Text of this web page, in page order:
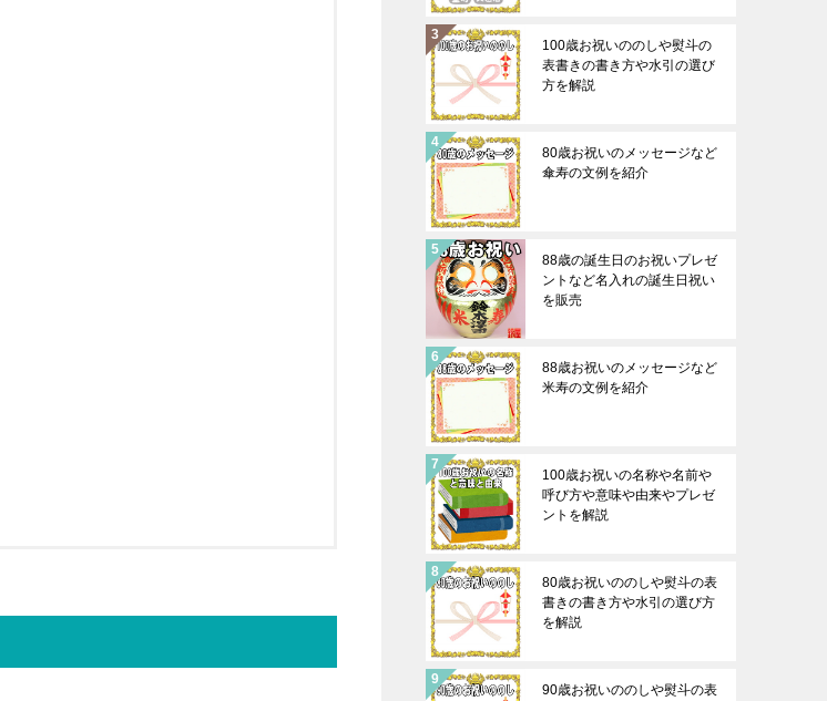
100歳お祝いののしや熨斗の
表書きの書き方や水引の選び
方を解説
80歳お祝いのメッセージなど
傘寿の文例を紹介
88歳の誕生日のお祝いプレゼ
ントなど名入れの誕生日祝い
を販売
88歳お祝いのメッセージなど
米寿の文例を紹介
100歳お祝いの名称や名前や
呼び方や意味や由来やプレゼ
ントを解説
80歳お祝いののしや熨斗の表
書きの書き方や水引の選び方
を解説
90歳お祝いののしや熨斗の表